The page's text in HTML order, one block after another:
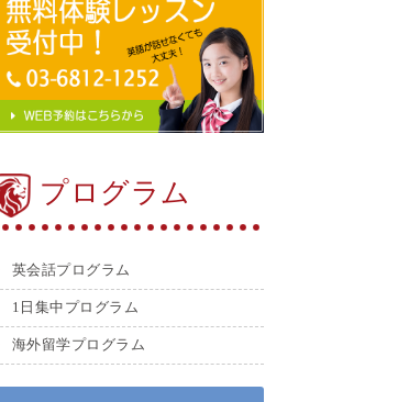
プログラム
英会話プログラム
1日集中プログラム
海外留学プログラム